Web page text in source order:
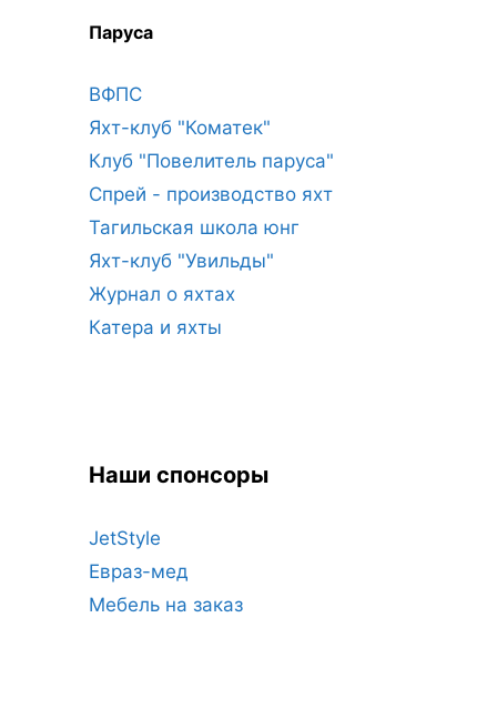
Паруса
ВФПС
Яхт-клуб "Коматек"
Клуб "Повелитель паруса"
Спрей - производство яхт
Тагильская школа юнг
Яхт-клуб "Увильды"
Журнал о яхтах
Катера и яхты
Наши спонсоры
JetStyle
Евраз-мед
Мебель на заказ